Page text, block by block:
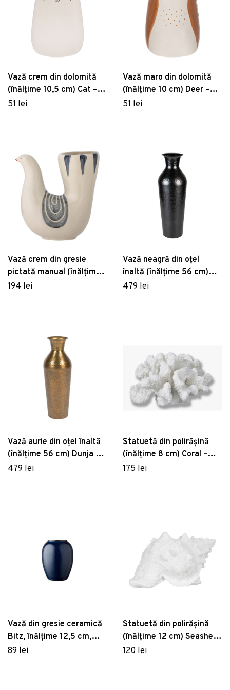
Vază crem din dolomită
(înălțime 10,5 cm) Cat –
Sass & Belle
51 lei
Vază maro din dolomită
(înălțime 10 cm) Deer –
Sass & Belle
51 lei
Vază crem din gresie
pictată manual (înălțime
19 cm) Trudy –
194 lei
Vază neagră din oțel
înaltă (înălțime 56 cm)
Dunja – White Label
479 lei
Vază aurie din oțel înaltă
(înălțime 56 cm) Dunja –
White Label
479 lei
Statuetă din polirășină
(înălțime 8 cm) Coral –
Mette Ditmer Denmark
175 lei
Vază din gresie ceramică
Bitz, înălțime 12,5 cm,
albastru
89 lei
Statuetă din polirășină
(înălțime 12 cm) Seashell
– Ixia
120 lei